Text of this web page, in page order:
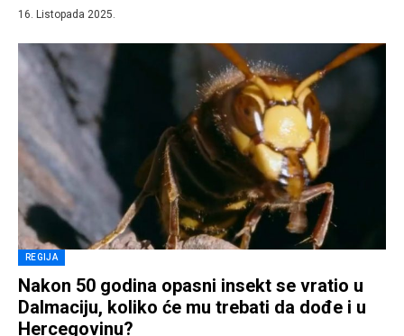
16. Listopada 2025.
REGIJA
Nakon 50 godina opasni insekt se vratio u
Dalmaciju, koliko će mu trebati da dođe i u
Hercegovinu?